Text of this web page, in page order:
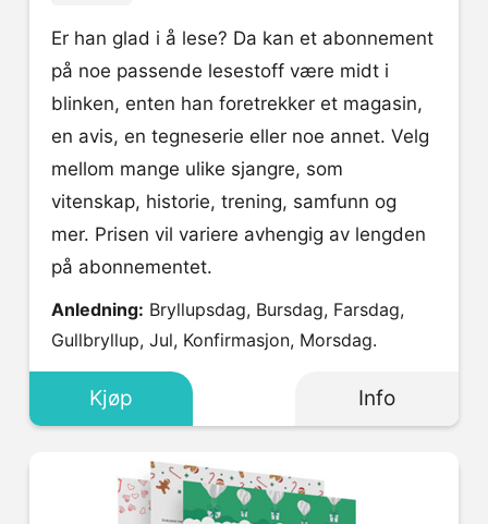
Er han glad i å lese? Da kan et abonnement
på noe passende lesestoff være midt i
blinken, enten han foretrekker et magasin,
en avis, en tegneserie eller noe annet. Velg
mellom mange ulike sjangre, som
vitenskap, historie, trening, samfunn og
mer. Prisen vil variere avhengig av lengden
på abonnementet.
Anledning: Bryllupsdag, Bursdag, Farsdag,
Gullbryllup, Jul, Konfirmasjon, Morsdag.
Info
Kjøp